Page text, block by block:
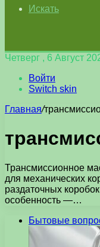
Искать
Четверг , 6 Август
Войти
Switch skin
Главная/
Трансмиссионное
для механических
раздаточных
особенность —…
Бытовые